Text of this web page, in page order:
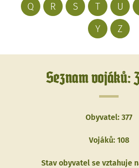
Q
R S T U
Y
Z
Seznam vojáků:
Obyvatel: 377
Vojáků: 108
Stav obyvatel se vztahuje